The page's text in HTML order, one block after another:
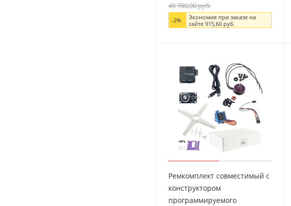
45 780,00руб.
-2%
Экономия при заказе на
сайте915,60 руб.
Ремкомплект совместимый с
конструктором
программируемого